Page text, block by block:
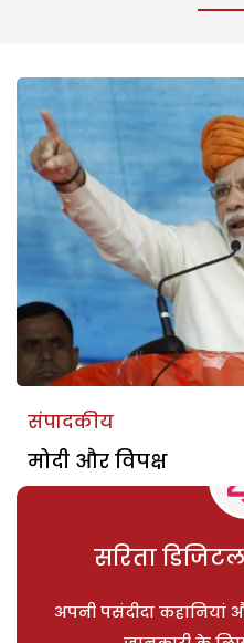
संपादकीय
मोदी और विपक्ष
सरिता
अपनी पसंदीदा कहानियां